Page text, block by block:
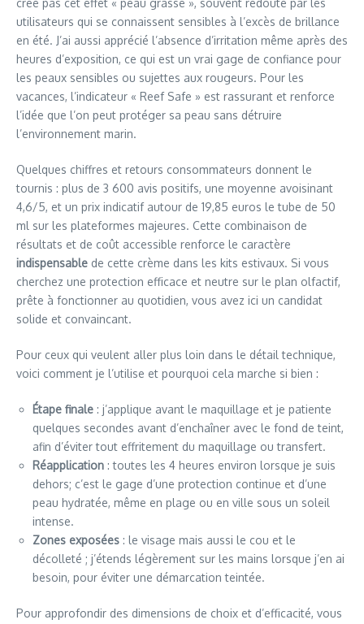
créé pas cet effet « peau grasse », souvent redouté par les
utilisateurs qui se connaissent sensibles à l’excès de brillance
en été. J’ai aussi apprécié l’absence d’irritation même après des
heures d’exposition, ce qui est un vrai gage de confiance pour
les peaux sensibles ou sujettes aux rougeurs. Pour les
vacances, l’indicateur « Reef Safe » est rassurant et renforce
l’idée que l’on peut protéger sa peau sans détruire
l’environnement marin.
Quelques chiffres et retours consommateurs donnent le
tournis : plus de 3 600 avis positifs, une moyenne avoisinant
4,6/5, et un prix indicatif autour de 19,85 euros le tube de 50
ml sur les plateformes majeures. Cette combinaison de
résultats et de coût accessible renforce le caractère
indispensable de cette crème dans les kits estivaux. Si vous
cherchez une protection efficace et neutre sur le plan olfactif,
prête à fonctionner au quotidien, vous avez ici un candidat
solide et convaincant.
Pour ceux qui veulent aller plus loin dans le détail technique,
voici comment je l’utilise et pourquoi cela marche si bien :
Étape finale : j’applique avant le maquillage et je patiente
quelques secondes avant d’enchaîner avec le fond de teint,
afin d’éviter tout effritement du maquillage ou transfert.
Réapplication : toutes les 4 heures environ lorsque je suis
dehors; c’est le gage d’une protection continue et d’une
peau hydratée, même en plage ou en ville sous un soleil
intense.
Zones exposées : le visage mais aussi le cou et le
décolleté ; j’étends légèrement sur les mains lorsque j’en ai
besoin, pour éviter une démarcation teintée.
Pour approfondir des dimensions de choix et d’efficacité, vous